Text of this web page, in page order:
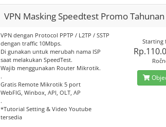
VPN Masking Speedtest Promo Tahunan
VPN dengan Protocol PPTP / L2TP / SSTP
dengan traffic 10Mbps.
Di gunakan untuk merubah nama ISP
saat melakukan SpeedTest.
Wajib menggunakan Router Mikrotik.
.
Gratis Remote Mikrotik 5 port
WebFIG, Winbox, API, OLT, AP
.
*Tutorial Setting & Video Youtube
tersedia
Starting